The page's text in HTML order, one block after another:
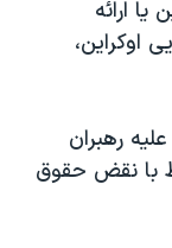
یا ارائه
اوکراین،
رهبران
با نقض حقوق